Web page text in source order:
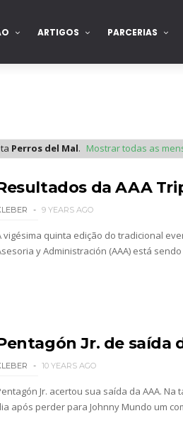
ARTIGOS PARCERIAS
- Semana 2
Perros del Mal. Mostrar todas as
da AAA
9 YEARS AGO
vigésima quinta edição do tradicional
y Administración (AAA) está
Jr. de saída
10 YEARS AGO
Jr. acertou sua saída da AAA.
após perder para Johnny Mundo um